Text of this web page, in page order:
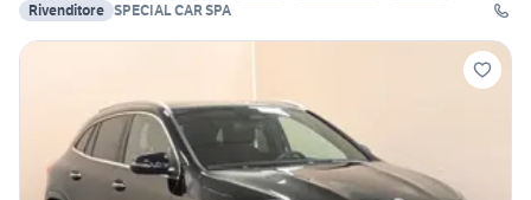
Rivenditore SPECIAL CAR SPA